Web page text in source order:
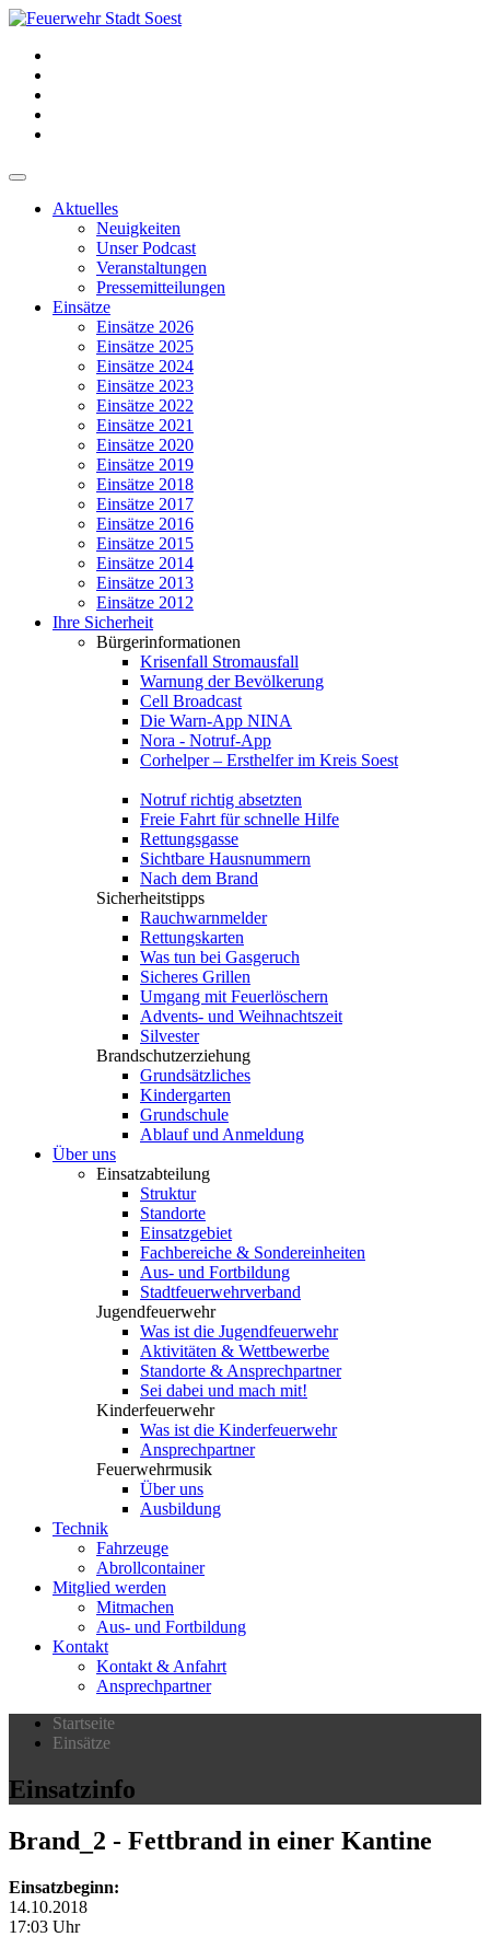
Aktuelles
Neuigkeiten
Unser Podcast
Veranstaltungen
Pressemitteilungen
Einsätze
Einsätze 2026
Einsätze 2025
Einsätze 2024
Einsätze 2023
Einsätze 2022
Einsätze 2021
Einsätze 2020
Einsätze 2019
Einsätze 2018
Einsätze 2017
Einsätze 2016
Einsätze 2015
Einsätze 2014
Einsätze 2013
Einsätze 2012
Ihre Sicherheit
Bürgerinformationen
Krisenfall Stromausfall
Warnung der Bevölkerung
Cell Broadcast
Die Warn-App NINA
Nora - Notruf-App
Corhelper – Ersthelfer im Kreis Soest
Notruf richtig absetzten
Freie Fahrt für schnelle Hilfe
Rettungsgasse
Sichtbare Hausnummern
Nach dem Brand
Sicherheitstipps
Rauchwarnmelder
Rettungskarten
Was tun bei Gasgeruch
Sicheres Grillen
Umgang mit Feuerlöschern
Advents- und Weihnachtszeit
Silvester
Brandschutzerziehung
Grundsätzliches
Kindergarten
Grundschule
Ablauf und Anmeldung
Über uns
Einsatzabteilung
Struktur
Standorte
Einsatzgebiet
Fachbereiche & Sondereinheiten
Aus- und Fortbildung
Stadtfeuerwehrverband
Jugendfeuerwehr
Was ist die Jugendfeuerwehr
Aktivitäten & Wettbewerbe
Standorte & Ansprechpartner
Sei dabei und mach mit!
Kinderfeuerwehr
Was ist die Kinderfeuerwehr
Ansprechpartner
Feuerwehrmusik
Über uns
Ausbildung
Technik
Fahrzeuge
Abrollcontainer
Mitglied werden
Mitmachen
Aus- und Fortbildung
Kontakt
Kontakt & Anfahrt
Ansprechpartner
Startseite
Einsätze
Einsatzinfo
Brand_2 - Fettbrand in einer Kantine
Einsatzbeginn:
14.10.2018
17:03 Uhr